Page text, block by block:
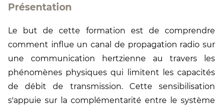
Présentation
Le but de cette formation est de comprendre
comment influe un canal de propagation radio sur
une communication hertzienne au travers les
phénomènes physiques qui limitent les capacités
de débit de transmission. Cette sensibilisation
s'appuie sur la complémentarité entre le système